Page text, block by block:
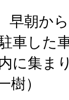
早朝か
車した
に集ま
樹）